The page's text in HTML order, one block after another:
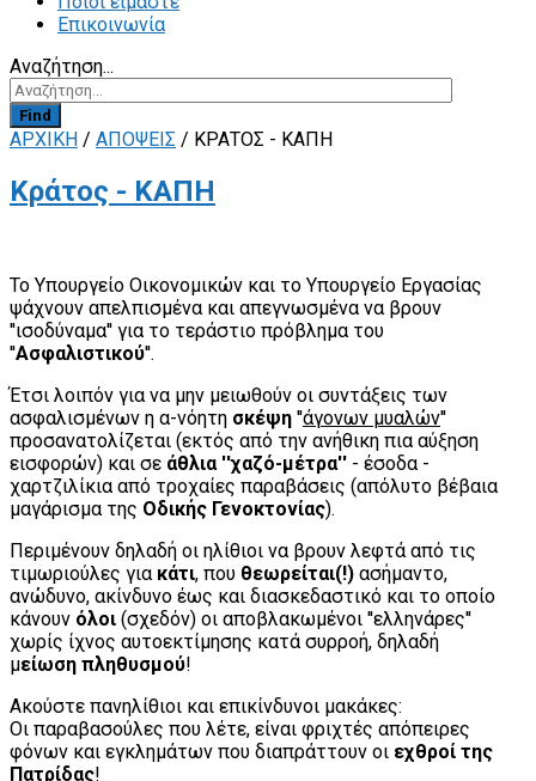
Επικοινωνία
Αναζήτηση...
Find
ΑΡΧΙΚΗ / ΑΠΟΨΕΙΣ / ΚΡΆΤΟΣ - ΚΑΠΗ
Κράτος - ΚΑΠΗ
Το Υπουργείο Οικονομικών και το Υπουργείο Εργασίας
ψάχνουν απελπισμένα και απεγνωσμένα να βρουν
''ισοδύναμα'' για το τεράστιο πρόβλημα του
''Ασφαλιστικού''.
Έτσι λοιπόν για να μην μειωθούν οι συντάξεις των
ασφαλισμένων η α-νόητη σκέψη ''άγονων μυαλών''
προσανατολίζεται (εκτός από την ανήθικη πια αύξηση
εισφορών) και σε άθλια ''χαζό-μέτρα'' - έσοδα -
χαρτζιλίκια από τροχαίες παραβάσεις (απόλυτο βέβαια
μαγάρισμα της Οδικής Γενοκτονίας).
Περιμένουν δηλαδή οι ηλίθιοι να βρουν λεφτά από τις
τιμωριούλες για κάτι, που θεωρείται(!) ασήμαντο,
ανώδυνο, ακίνδυνο έως και διασκεδαστικό και το οποίο
κάνουν όλοι (σχεδόν) οι αποβλακωμένοι ''ελληνάρες''
χωρίς ίχνος αυτοεκτίμησης κατά συρροή, δηλαδή
μείωση πληθυσμού!
Ακούστε πανηλίθιοι και επικίνδυνοι μακάκες:
Οι παραβασούλες που λέτε, είναι φριχτές απόπειρες
φόνων και εγκλημάτων που διαπράττουν οι εχθροί της
Πατρίδας!